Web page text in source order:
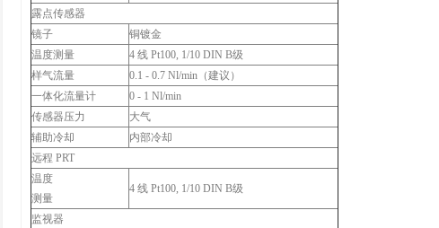
露点传感器
镜子
铜镀金
温度测量
4 线 Pt100, 1/10 DIN B级
样气流量
0.1 - 0.7 Nl/min（建议）
一体化流量计
0 - 1 Nl/min
传感器压力
大气
辅助冷却
内部冷却
远程 PRT
温度
测量
4 线 Pt100, 1/10 DIN B级
监视器